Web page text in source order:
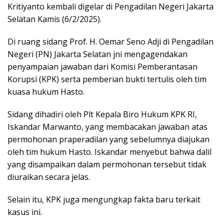
Kritiyanto kembali digelar di Pengadilan Negeri Jakarta
Selatan Kamis (6/2/2025).
Di ruang sidang Prof. H. Oemar Seno Adji di Pengadilan
Negeri (PN) Jakarta Selatan jni mengagendakan
penyampaian jawaban dari Komisi Pemberantasan
Korupsi (KPK) serta pemberian bukti tertulis oleh tim
kuasa hukum Hasto.
Sidang dihadiri oleh Plt Kepala Biro Hukum KPK RI,
Iskandar Marwanto, yang membacakan jawaban atas
permohonan praperadilan yang sebelumnya diajukan
oleh tim hukum Hasto. Iskandar menyebut bahwa dalil
yang disampaikan dalam permohonan tersebut tidak
diuraikan secara jelas.
Selain itu, KPK juga mengungkap fakta baru terkait
kasus ini.